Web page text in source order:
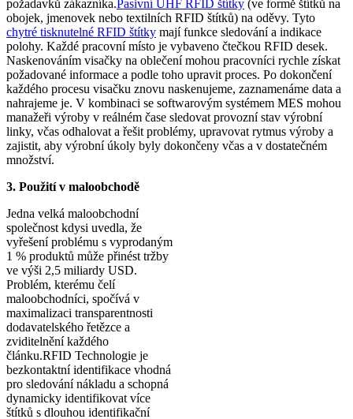
požadavků zákazníka. Pasivní UHF RFID štítky (ve formě štítků na
obojek, jmenovek nebo textilních RFID štítků) na oděvy. Tyto
chytré tisknutelné RFID štítky mají funkce sledování a indikace
polohy. Každé pracovní místo je vybaveno čtečkou RFID desek.
Naskenováním visačky na oblečení mohou pracovníci rychle získat
požadované informace a podle toho upravit proces. Po dokončení
každého procesu visačku znovu naskenujeme, zaznamenáme data a
nahrajeme je. V kombinaci se softwarovým systémem MES mohou
manažeři výroby v reálném čase sledovat provozní stav výrobní
linky, včas odhalovat a řešit problémy, upravovat rytmus výroby a
zajistit, aby výrobní úkoly byly dokončeny včas a v dostatečném
množství.
3. Použití v maloobchodě
Jedna velká maloobchodní
společnost kdysi uvedla, že
vyřešení problému s vyprodaným
1 % produktů může přinést tržby
ve výši 2,5 miliardy USD.
Problém, kterému čelí
maloobchodníci, spočívá v
maximalizaci transparentnosti
dodavatelského řetězce a
zviditelnění každého
článku.RFID Technologie je
bezkontaktní identifikace vhodná
pro sledování nákladu a schopná
dynamicky identifikovat více
štítků s dlouhou identifikační